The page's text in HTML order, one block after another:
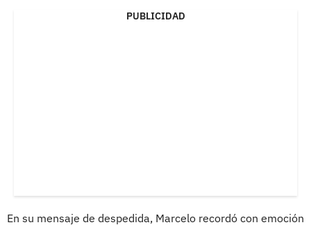
PUBLICIDAD
En su mensaje de despedida, Marcelo recordó con emoción